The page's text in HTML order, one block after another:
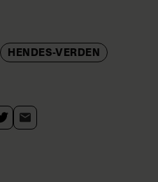
HENDES-VERDEN